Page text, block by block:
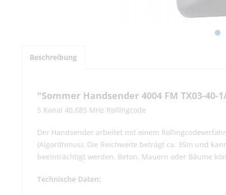
Beschreibung
"Sommer Handsender 4004 FM TX03-40-
5 Kanal 40.685 MHz Rollingcode
Der Handsender arbeitet mit einem
(Algorithmus). Die Reichweite beträgt ca. 35m und
beeinträchtigt werden. Beton, Mauern oder Bäume
Technische Daten: